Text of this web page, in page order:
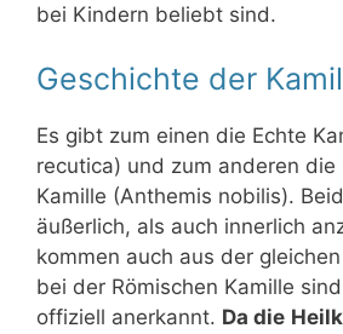
bei Kindern beliebt sind.
Geschichte der
Es gibt zum einen die Echte
recutica) und zum anderen die
Kamille (Anthemis nobilis).
äußerlich, als auch innerlich
kommen auch aus der
bei der Römischen Kamille
offiziell anerkannt. Da die